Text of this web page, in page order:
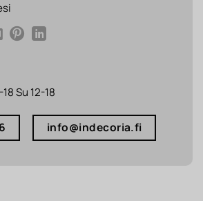
Su 12-18
info@indecoria.fi